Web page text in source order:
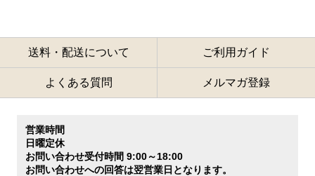
送料・配送について ご利用ガイド
よくある質問 メルマガ登録
営業時間
日曜定休
お問い合わせ受付時間 9:00～18:00
お問い合わせへの回答は翌営業日となります。